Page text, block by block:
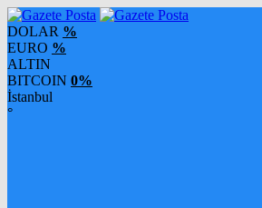
DOLAR %
EURO %
ALTIN
BITCOIN 0%
İstanbul
°